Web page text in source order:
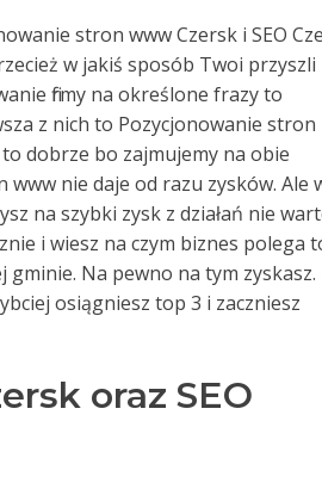
stron www Czersk i SEO
w jakiś sposób Twoi przyszli
firmy na określone frazy to
z nich to Pozycjonowanie stron
to dobrze bo zajmujemy na obie
nie daje od razu zysków. Ale
na szybki zysk z działań nie
i wiesz na czym biznes polega
Na pewno na tym zyskasz.
osiągniesz top 3 i zaczniesz
oraz SEO